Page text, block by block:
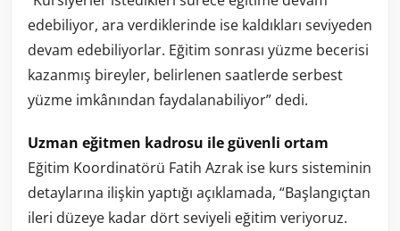
edebiliyor, ara verdiklerinde ise kaldıkları seviyeden
devam edebiliyorlar. Eğitim sonrası yüzme becerisi
kazanmış bireyler, belirlenen saatlerde serbest
yüzme imkânından faydalanabiliyor” dedi.
Uzman eğitmen kadrosu ile güvenli ortam
Eğitim Koordinatörü Fatih Azrak ise kurs sisteminin
detaylarına ilişkin yaptığı açıklamada, “Başlangıçtan
ileri düzeye kadar dört seviyeli eğitim veriyoruz.